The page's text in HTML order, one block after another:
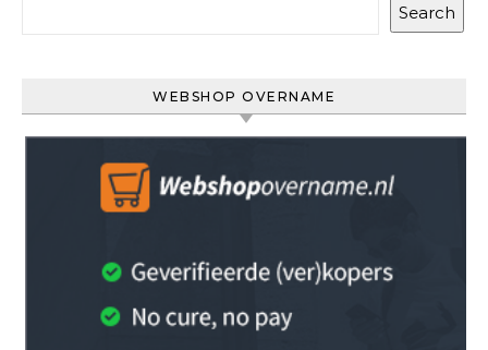
Search
WEBSHOP OVERNAME